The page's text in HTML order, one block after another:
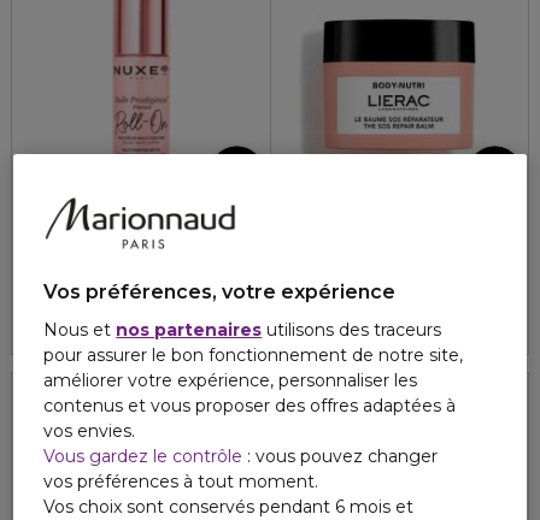
NUXE
PRODIGIEUX
35,90 € 17,00 €
Vos préférences, votre expérience
Nous et nos partenaires utilisons des traceurs
pour assurer le bon fonctionnement de notre site,
améliorer votre expérience, personnaliser les
contenus et vous proposer des offres adaptées à
vos envies.
Vous gardez le contrôle : vous pouvez changer
vos préférences à tout moment.
Vos choix sont conservés pendant 6 mois et